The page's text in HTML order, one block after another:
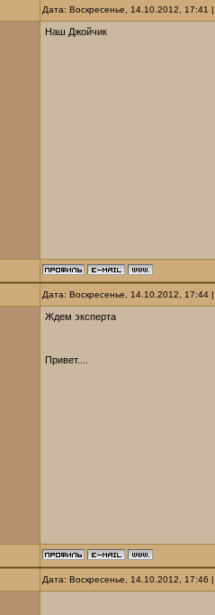
Дата: Воскресенье, 14.10.2012,
Наш Джойчик
Дата: Воскресенье, 14.10.2012,
Ждем эксперта
Привет....
Дата: Воскресенье, 14.10.2012,